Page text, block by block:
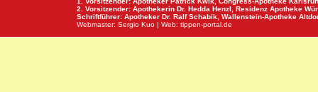
2. Vorsitzender: Apothekerin Dr. Hedda Henzl, Residenz Apotheke
Schriftführer: Apotheker Dr. Ralf Schabik, Wallenstein-Apotheke
Webmaster: Sergio Kuo | Web: tippen-portal.de